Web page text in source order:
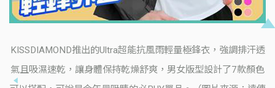
KISSDIAMOND推出的Ultra超能抗風雨輕量極鋒衣，強調排汗透
氣且吸濕速乾，讓身體保持乾燥舒爽，男女版型設計了7款顏色